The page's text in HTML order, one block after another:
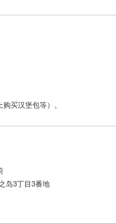
买汉堡包等）。
岛3丁目3番地